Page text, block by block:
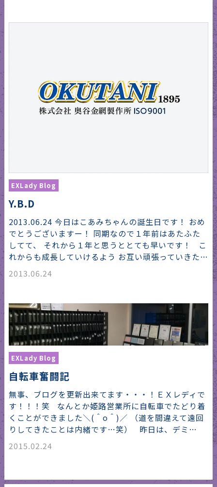
EXLady Blog
Y.B.D
2013.06.24 今日はこあみちゃんの誕生日です！ おめ
でとうございますー！ 同期なので１年前はあたふた
してて、 それから１年と思うととても早いです！ こ
れからも成長していけるよう お互い頑張っていきた…
2013.06.24
EXLady Blog
自転車奮闘記
無事、ブログを更新出来てます・・・！ＥＸレディで
す！！！笑 なんとか姫路営業所に自転車でたどり着
くことができました＼(＾o＾)／ （道を間違えて遠回
りしてきたことは内緒です…笑） 昨日は、デミ…
2015.02.24